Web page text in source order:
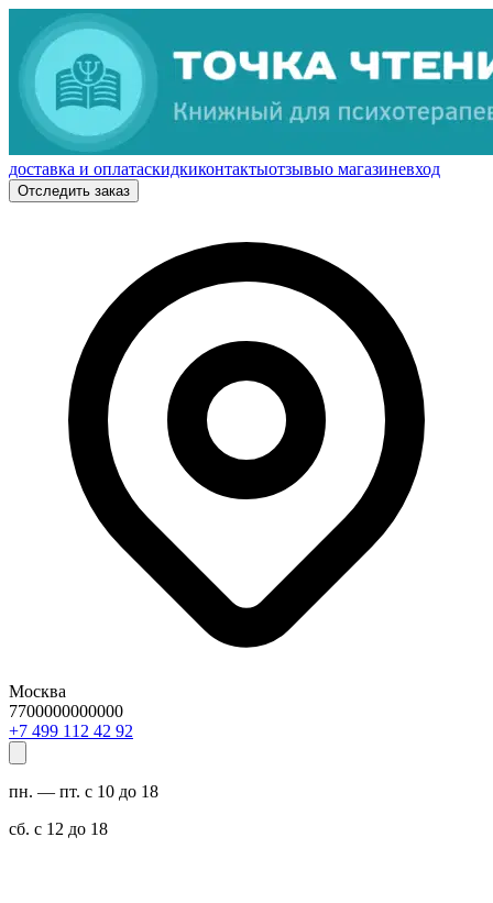
доставка и оплатаскидкиконтактыотзывыо магазиневход
Отследить заказ
Москва
7700000000000
29 24 211 994 7+
пн. — пт. с 10 до 18
сб. с 12 до 18